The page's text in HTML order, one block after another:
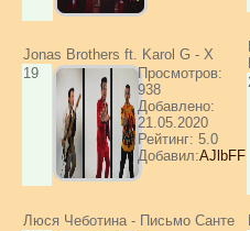
Jonas Brothers ft. Karol G - X
19
Просмотров:
938
Добавлено:
21.05.2020
Рейтинг: 5.0
Добавил:AJlbFF
Люся Чеботина - Письмо Санте